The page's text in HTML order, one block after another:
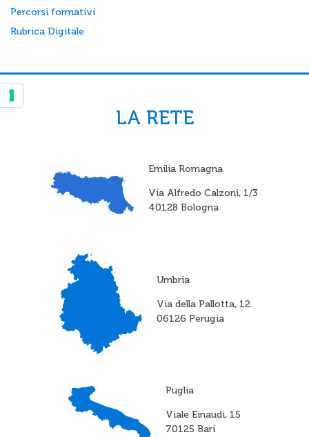
Percorsi formativi
Rubrica Digitale
LA RETE
Emilia Romagna
Via Alfredo Calzoni, 1/3
40128 Bologna
Umbria
Via della Pallotta, 12
06126 Perugia
Puglia
Viale Einaudi, 15
70125 Bari